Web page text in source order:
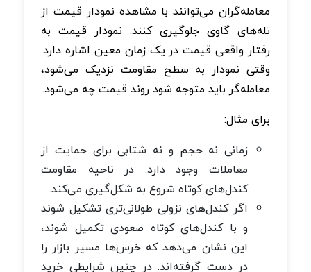
معامله‌گران می‌توانند با مشاهده نمودار قیمت از
تله‌های گاوی جلوگیری کنند. نمودار قیمت به
رفتار واقعی قیمت در یک زمان معین اشاره دارد.
وقتی نمودار به سطح مقاومت نزدیک می‌شود،
معامله‌گر باید متوجه شود روند قیمت چه می‌شود.
برای مثال:
زمانی نه حجم و نه شتابی برای حمایت از
معاملات وجود دارد. در ناحیه مقاومت
کندل‌های کوتاه شروع به شکل‌گیری می‌کند.
اگر کندل‌های نزولی طولانی‌تری تشکیل شوند
و با کندل‌های کوتاه صعودی تکمیل شوند،
این نشان می‌دهد که خرس‌ها مسیر بازار را
در دست گرفته‌اند. در چنین شرایطی خرید